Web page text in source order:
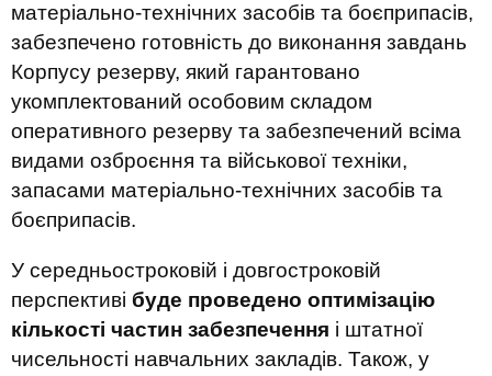
матеріально-технічних засобів та боєприпасів,
забезпечено готовність до виконання завдань
Корпусу резерву, який гарантовано
укомплектований особовим складом
оперативного резерву та забезпечений всіма
видами озброєння та військової техніки,
запасами матеріально-технічних засобів та
боєприпасів.
У середньостроковій і довгостроковій
перспективі буде проведено оптимізацію
кількості частин забезпечення і штатної
чисельності навчальних закладів. Також, у